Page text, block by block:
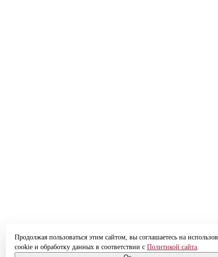
Продолжая пользоваться этим сайтом, вы соглашаетесь на
cookie и обработку данных в соответствии с Политикой сайта.